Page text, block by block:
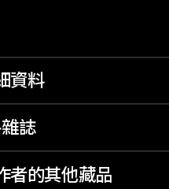
資料
誌
者的其他藏品